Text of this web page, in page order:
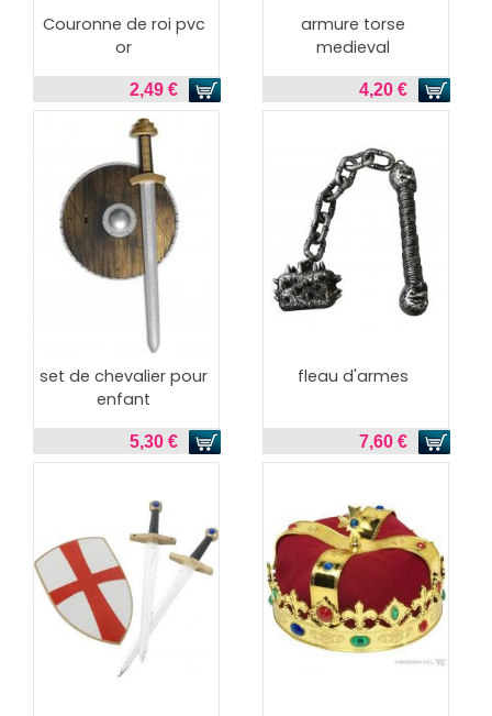
Couronne de roi pvc
or
2,49 €
armure torse
medieval
4,20 €
set de chevalier pour
enfant
5,30 €
fleau d'armes
7,60 €